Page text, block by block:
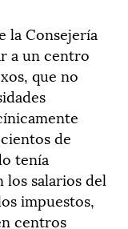
la Consejería
a un centro
que no
de
tenía
salarios del
impuestos,
centros